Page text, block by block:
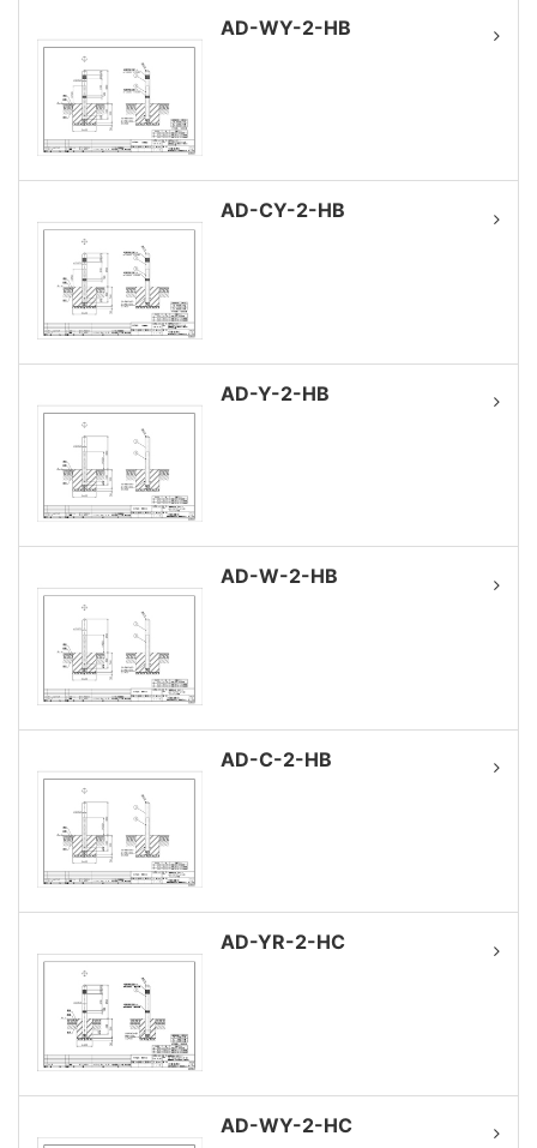
AD-WY-2-HB
AD-CY-2-HB
AD-Y-2-HB
AD-W-2-HB
AD-C-2-HB
AD-YR-2-HC
AD-WY-2-HC